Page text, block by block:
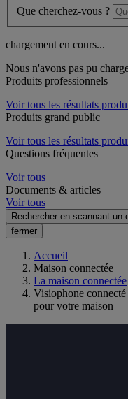
Que cherchez-vous ?
chargement en cours...
Nous n'avons pas pu
Produits professionnels
Voir tous les résultats
Produits grand public
Voir tous les résultats
Questions fréquentes
Voir tous
Documents & articles
Voir tous
Rechercher en scannant un
fermer
Accueil
Maison connectée
La maison connectée
Visiophone
pour votre maison